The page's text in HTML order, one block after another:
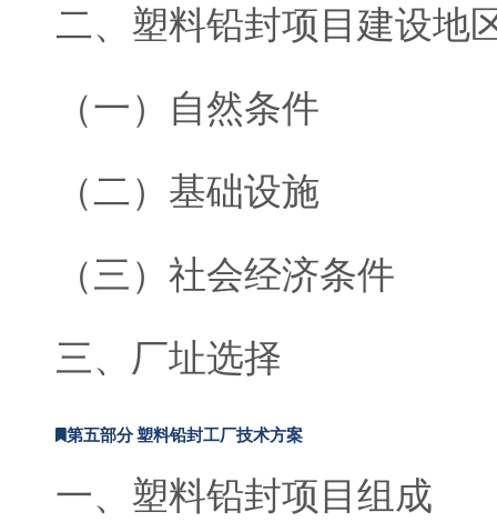
二、塑料铅封项目建设地
（一）自然条件
（二）基础设施
（三）社会经济条件
三、厂址选择
第五部分 塑料铅封工厂技术方案
一、塑料铅封项目组成